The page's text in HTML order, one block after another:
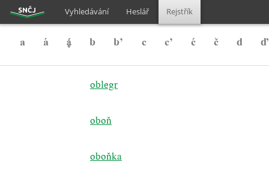
Vyhledávání Heslář Rejstřík
a á  b b’ c c’ ć č d ď
oblegr
oboň
oboňka